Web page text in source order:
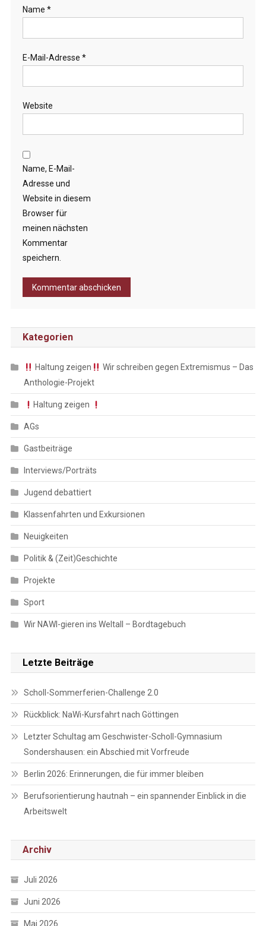
Name *
E-Mail-Adresse *
Website
Name, E-Mail-
Adresse und
Website in diesem
Browser für
meinen nächsten
Kommentar
speichern.
Kategorien
Haltung zeigen
Wir schreiben gegen Extremismus – Das
Anthologie-Projekt
Haltung zeigen
AGs
Gastbeiträge
Interviews/Porträts
Jugend debattiert
Klassenfahrten und Exkursionen
Neuigkeiten
Politik & (Zeit)Geschichte
Projekte
Sport
Wir NAWI-gieren ins Weltall – Bordtagebuch
Letzte Beiträge
Scholl-Sommerferien-Challenge 2.0
Rückblick: NaWi-Kursfahrt nach Göttingen
Letzter Schultag am Geschwister-Scholl-Gymnasium
Sondershausen: ein Abschied mit Vorfreude
Berlin 2026: Erinnerungen, die für immer bleiben
Berufsorientierung hautnah – ein spannender Einblick in die
Arbeitswelt
Archiv
Juli 2026
Juni 2026
Mai 2026